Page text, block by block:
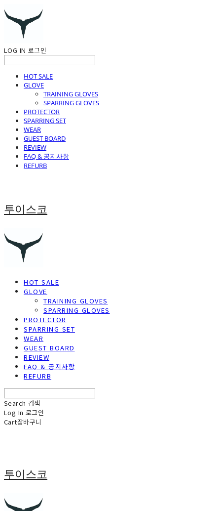
LOG IN 로그인
HOT SALE
GLOVE
TRAINING GLOVES
SPARRING GLOVES
PROTECTOR
SPARRING SET
WEAR
GUEST BOARD
REVIEW
FAQ & 공지사항
REFURB
투이스코
HOT SALE
GLOVE
TRAINING GLOVES
SPARRING GLOVES
PROTECTOR
SPARRING SET
WEAR
GUEST BOARD
REVIEW
FAQ & 공지사항
REFURB
Search 검색
Log In 로그인
Cart장바구니
투이스코